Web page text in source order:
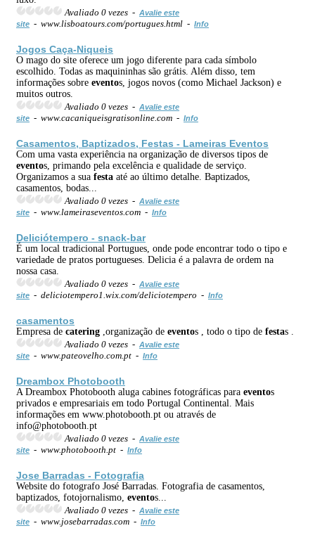
Avaliado 0 vezes - Avalie este
site - www.lisboatours.com/portugues.html - Info
Jogos Caça-Niqueis
O mago do site oferece um jogo diferente para cada símbolo
escolhido. Todas as maquininhas são grátis. Além disso, tem
informações sobre eventos, jogos novos (como Michael Jackson) e
muitos outros.
Avaliado 0 vezes - Avalie este
site - www.cacaniqueisgratisonline.com - Info
Casamentos, Baptizados, Festas - Lameiras Eventos
Com uma vasta experiência na organização de diversos tipos de
eventos, primando pela excelência e qualidade de serviço.
Organizamos a sua festa até ao último detalhe. Baptizados,
casamentos, bodas...
Avaliado 0 vezes - Avalie este
site - www.lameiraseventos.com - Info
Deliciótempero - snack-bar
É um local tradicional Portugues, onde pode encontrar todo o tipo e
variedade de pratos portugueses. Delicia é a palavra de ordem na
nossa casa.
Avaliado 0 vezes - Avalie este
site - deliciotempero1.wix.com/deliciotempero - Info
casamentos
Empresa de catering ,organização de eventos , todo o tipo de festas .
Avaliado 0 vezes - Avalie este
site - www.pateovelho.com.pt - Info
Dreambox Photobooth
A Dreambox Photobooth aluga cabines fotográficas para eventos
privados e empresariais em todo Portugal Continental. Mais
informações em www.photobooth.pt ou através de
info@photobooth.pt
Avaliado 0 vezes - Avalie este
site - www.photobooth.pt - Info
Jose Barradas - Fotografia
Website do fotografo José Barradas. Fotografia de casamentos,
baptizados, fotojornalismo, eventos...
Avaliado 0 vezes - Avalie este
site - www.josebarradas.com - Info